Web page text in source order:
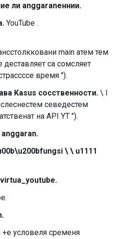
ли anggaranеннии.
YouTube .
main атем тем
деставляет са сомсляет
время ").
Kasus сосственности. \ l
севедестем
на API YT ").
\ \ u1111
+е условеля сременя